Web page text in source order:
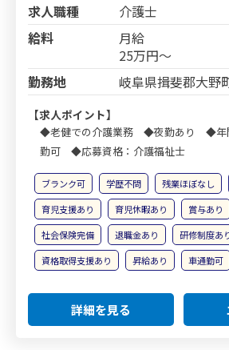
求人職種
介護士
給料
月給
25万円～
勤務地
岐阜県揖斐郡大野
【求人ポイント】
◆老健での介護業務 ◆夜勤あり ◆年
勤可 ◆応募資格：介護福祉士
ブランク可 学歴不問 残業ほぼなし
育児支援あり
育児休暇あり 賞与あり
社会保険完備
退職金あり
研修制度あ
資格取得支援あり
昇給あり 車通勤可
詳細を見る